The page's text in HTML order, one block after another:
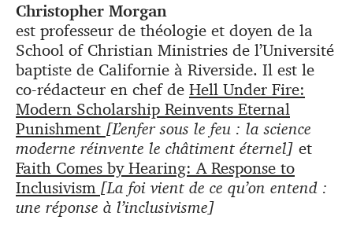
Christopher Morgan
est professeur de théologie et doyen de la
School of Christian Ministries de l’Université
baptiste de Californie à Riverside. Il est le
co-rédacteur en chef de Hell Under Fire:
Modern Scholarship Reinvents Eternal
Punishment [L’enfer sous le feu : la science
moderne réinvente le châtiment éternel] et
Faith Comes by Hearing: A Response to
Inclusivism [La foi vient de ce qu’on entend :
une réponse à l’inclusivisme]